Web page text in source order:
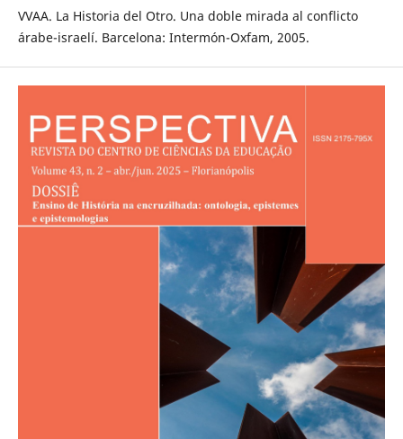
VVAA. La Historia del Otro. Una doble mirada al conflicto
árabe-israelí. Barcelona: Intermón-Oxfam, 2005.